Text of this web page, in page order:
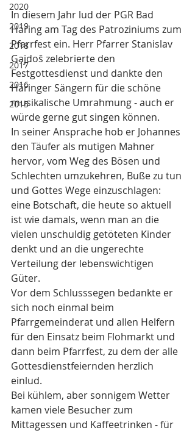
2020
2019
2018
2017
2016
2015
In diesem Jahr lud der PGR Bad
Häring am Tag des Patroziniums zum
Pfarrfest ein. Herr Pfarrer Stanislav
Gajdoš zelebrierte den
Festgottesdienst und dankte den
Häringer Sängern für die schöne
musikalische Umrahmung - auch er
würde gerne gut singen können.
In seiner Ansprache hob er Johannes
den Täufer als mutigen Mahner
hervor, vom Weg des Bösen und
Schlechten umzukehren, Buße zu tun
und Gottes Wege einzuschlagen:
eine Botschaft, die heute so aktuell
ist wie damals, wenn man an die
vielen unschuldig getöteten Kinder
denkt und an die ungerechte
Verteilung der lebenswichtigen
Güter.
Vor dem Schlusssegen bedankte er
sich noch einmal beim
Pfarrgemeinderat und allen Helfern
für den Einsatz beim Flohmarkt und
dann beim Pfarrfest, zu dem der alle
Gottesdienstfeiernden herzlich
einlud.
Bei kühlem, aber sonnigem Wetter
kamen viele Besucher zum
Mittagessen und Kaffeetrinken - für